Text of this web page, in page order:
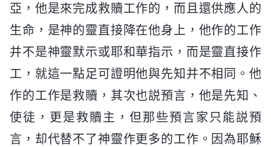
亞，他是來完成救贖工作的，而且還供應人的
生命，是神的靈直接降在他身上，他作的工作
并不是神靈默示或耶和華指示，而是靈直接作
工，就這一點足可證明他與先知并不相同。他
作的工作是救贖，其次也説預言，他是先知、
使徒，更是救贖主，但那些預言家只能説預
言，却代替不了神靈作更多的工作。因為耶穌